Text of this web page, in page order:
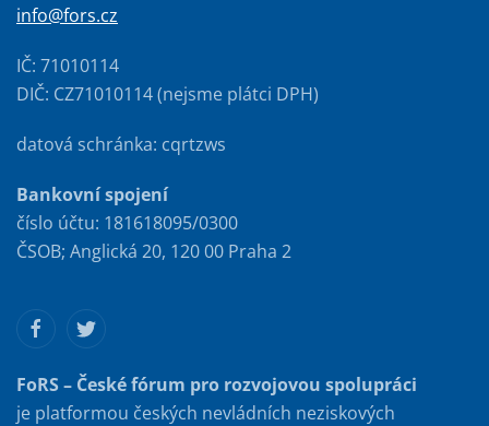
info@fors.cz
IČ: 71010114
DIČ: CZ71010114 (nejsme plátci DPH)
datová schránka: cqrtzws
Bankovní spojení
číslo účtu: 181618095/0300
ČSOB; Anglická 20, 120 00 Praha 2
FoRS – České fórum pro rozvojovou spolupráci
je platformou českých nevládních neziskových